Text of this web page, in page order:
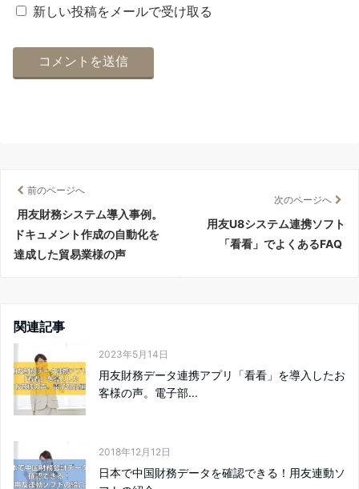
新しい投稿をメールで受け取る
前のページへ
用友財務システム導入事例。
ドキュメント作成の自動化を
達成した貿易業様の声
次のページへ
用友U8システム連携ソフト
「看看」でよくあるFAQ
関連記事
2023年5月14日
用友財務データ連携アプリ「看看」を導入したお
客様の声。電子部...
2018年12月12日
日本で中国財務データを確認できる！用友連動ソ